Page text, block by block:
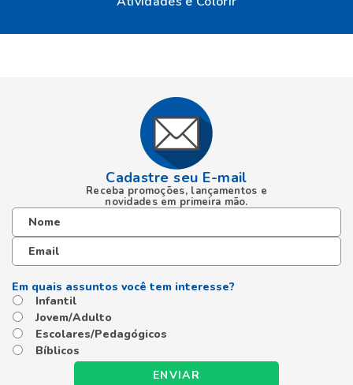
Cadastre seu E-mail
Receba promoções, lançamentos e
novidades em primeira mão.
Infantil
Jovem/Adulto
Escolares/Pedagógicos
Bíblicos
ENVIAR